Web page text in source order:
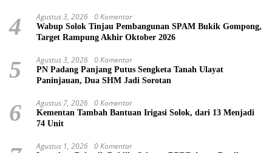
4 Agustus 3, 2026 0 Komentar
Wabup Solok Tinjau Pembangunan SPAM Bukik Gompong,
Target Rampung Akhir Oktober 2026
5 Agustus 3, 2026 0 Komentar
PN Padang Panjang Putus Sengketa Tanah Ulayat
Paninjauan, Dua SHM Jadi Sorotan
6 Agustus 7, 2026 0 Komentar
Kementan Tambah Bantuan Irigasi Solok, dari 13 Menjadi
74 Unit
Agustus 1, 2026 0 Komentar